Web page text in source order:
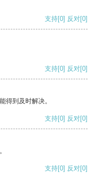
支持[0] 反对[0]
支持[0] 反对[0]
得到及时解决。
支持[0] 反对[0]
支持[0] 反对[0]